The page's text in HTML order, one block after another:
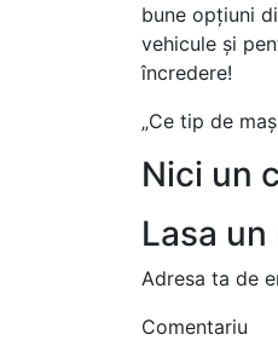
bune opțiuni
vehicule și
încredere!
„Ce tip de
Nici un
Lasa
Adresa ta de
Comentariu